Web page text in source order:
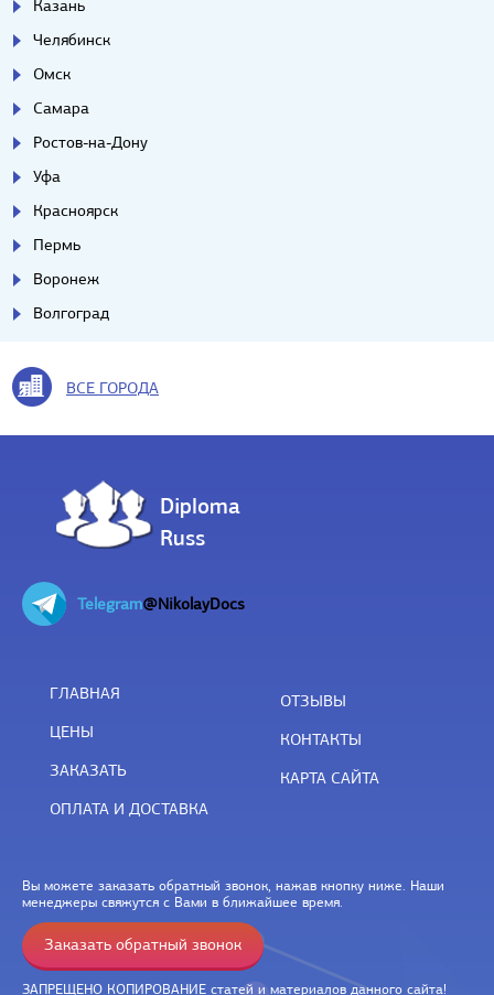
Казань
Челябинск
Омск
Самара
Ростов-на-Дону
Уфа
Красноярск
Пермь
Воронеж
Волгоград
ВСЕ ГОРОДА
Diploma
Russ
Telegram@NikolayDocs
ГЛАВНАЯ
ЦЕНЫ
ЗАКАЗАТЬ
ОПЛАТА И ДОСТАВКА
ОТЗЫВЫ
КОНТАКТЫ
КАРТА САЙТА
Вы можете заказать обратный звонок, нажав кнопку ниже. Наши
менеджеры свяжутся с Вами в ближайшее время.
Заказать обратный звонок
ЗАПРЕЩЕНО КОПИРОВАНИЕ статей и материалов данного сайта!